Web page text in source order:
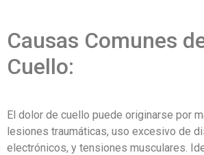
Causas Comunes
Cuello:
El dolor de cuello puede originarse por
lesiones traumáticas, uso excesivo de
electrónicos, y tensiones musculares.